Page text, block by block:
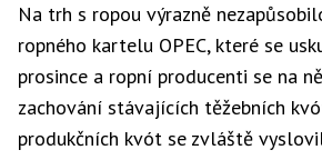
Na trh s ropou výrazně
ropného kartelu OPEC, které se
prosince a ropní producenti se na
zachování stávajících těžebních
produkčních kvót se zvláště